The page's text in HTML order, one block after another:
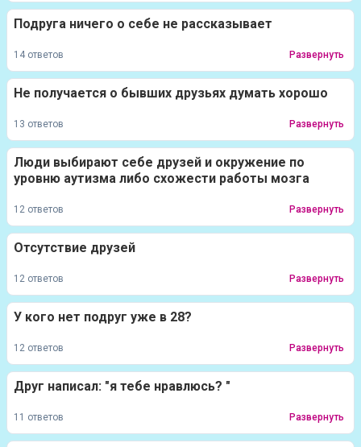
Подруга ничего о себе не рассказывает
14 ответов Развернуть
Не получается о бывших друзьях думать хорошо
13 ответов Развернуть
Люди выбирают себе друзей и окружение по
уровню аутизма либо схожести работы мозга
12 ответов Развернуть
Отсутствие друзей
12 ответов Развернуть
У кого нет подруг уже в 28?
12 ответов Развернуть
Друг написал: "я тебе нравлюсь? "
11 ответов Развернуть